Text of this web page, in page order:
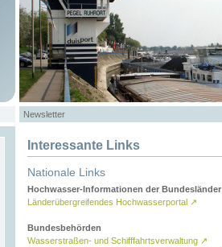
Newsletter
Interessante Links
Nationale Links
Hochwasser-Informationen der Bundesländer
Länderübergreifendes Hochwasserportal ↗
Bundesbehörden
Wasserstraßen- und Schifffahrtsverwaltung ↗